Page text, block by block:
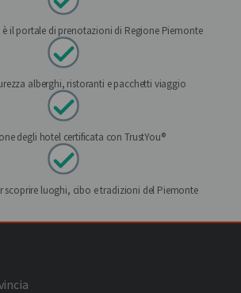
il portale di prenotazioni di Regione Piemonte
alberghi, ristoranti e pacchetti viaggio
degli hotel certificata con TrustYou®
scoprire luoghi, cibo e tradizioni del Piemonte